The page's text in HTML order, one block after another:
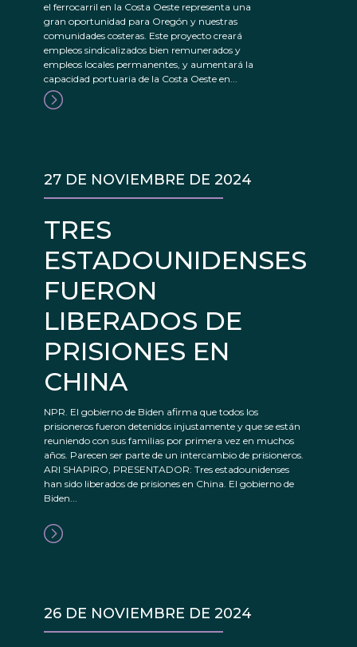
el ferrocarril en la Costa Oeste representa una
gran oportunidad para Oregón y nuestras
comunidades costeras. Este proyecto creará
empleos sindicalizados bien remunerados y
empleos locales permanentes, y aumentará la
capacidad portuaria de la Costa Oeste en...
TRES
ESTADOUNIDENSES
FUERON
LIBERADOS DE
PRISIONES EN
CHINA
27 DE NOVIEMBRE DE 2024
NPR. El gobierno de Biden afirma que todos los
prisioneros fueron detenidos injustamente y que se están
reuniendo con sus familias por primera vez en muchos
años. Parecen ser parte de un intercambio de prisioneros.
ARI SHAPIRO, PRESENTADOR: Tres estadounidenses
han sido liberados de prisiones en China. El gobierno de
Biden...
26 DE NOVIEMBRE DE 2024